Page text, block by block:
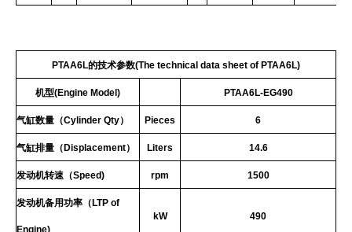
PTAA6L的技术参数(The technical data sheet of PTAA6L)
机型(Engine Model ) PTAA6L-EG490
气缸数量（Cylinder Qty） Pieces 6
气缸排量（ Displacement） Liters 14.6
发动机转速（Speed) rpm 1500
发动机备用功率（ LTP of
Engine)
kW 490